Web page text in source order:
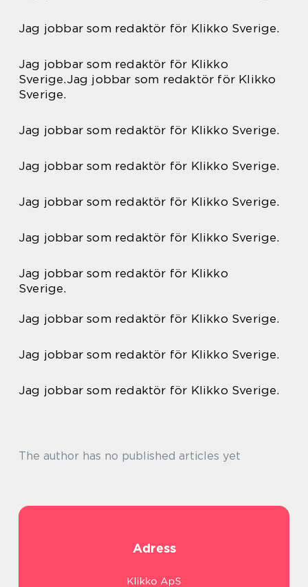
Jag jobbar som redaktör för Klikko Sverige.
Jag jobbar som redaktör för Klikko
Sverige.Jag jobbar som redaktör för Klikko
Sverige.
Jag jobbar som redaktör för Klikko Sverige.
Jag jobbar som redaktör för Klikko Sverige.
Jag jobbar som redaktör för Klikko Sverige.
Jag jobbar som redaktör för Klikko Sverige.
Jag jobbar som redaktör för Klikko
Sverige.
Jag jobbar som redaktör för Klikko Sverige.
Jag jobbar som redaktör för Klikko Sverige.
Jag jobbar som redaktör för Klikko Sverige.
The author has no published articles yet
Adress